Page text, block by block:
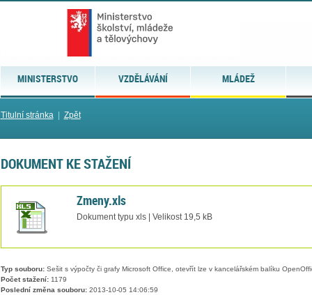
MINISTERSTVO VZDĚLÁVÁNÍ MLÁDEŽ
Titulní stránka| Zpět
DOKUMENT KE STAŽENÍ
Zmeny.xls
Dokument typu xls | Velikost 19,5 kB
Typ souboru:Sešit s výpočty či grafy Microsoft Office, otevřít lze v kancelářském balíku
Počet stažení:1179
Poslední změna souboru:2013-10-05 14:06:59